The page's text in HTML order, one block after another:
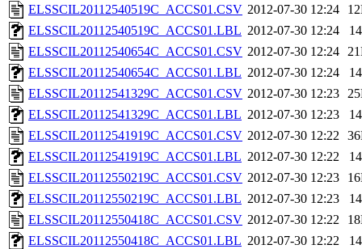
ELSSCIL20112540519C_ACCS01.CSV 2012-07-30 12:24
ELSSCIL20112540519C_ACCS01.LBL 2012-07-30 12:24
ELSSCIL20112540654C_ACCS01.CSV 2012-07-30 12:24
ELSSCIL20112540654C_ACCS01.LBL 2012-07-30 12:24
ELSSCIL20112541329C_ACCS01.CSV 2012-07-30 12:23
ELSSCIL20112541329C_ACCS01.LBL 2012-07-30 12:23
ELSSCIL20112541919C_ACCS01.CSV 2012-07-30 12:22
ELSSCIL20112541919C_ACCS01.LBL 2012-07-30 12:22
ELSSCIL20112550219C_ACCS01.CSV 2012-07-30 12:23
ELSSCIL20112550219C_ACCS01.LBL 2012-07-30 12:23
ELSSCIL20112550418C_ACCS01.CSV 2012-07-30 12:22
ELSSCIL20112550418C_ACCS01.LBL 2012-07-30 12:22